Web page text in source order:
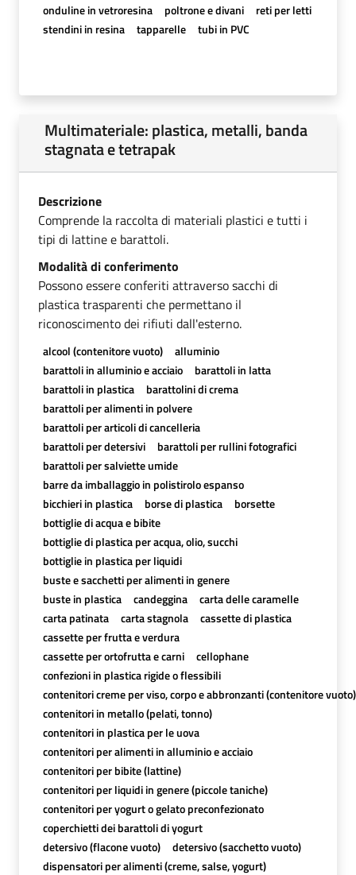
onduline in vetroresina
poltrone e divani
reti per letti
stendini in resina
tapparelle tubi in PVC
Multimateriale: plastica, metalli, banda
stagnata e tetrapak
Descrizione
Comprende la raccolta di materiali plastici e tutti i
tipi di lattine e barattoli.
Modalità di conferimento
Possono essere conferiti attraverso sacchi di
plastica trasparenti che permettano il
riconoscimento dei rifiuti dall'esterno.
alcool (contenitore vuoto)
alluminio
barattoli in alluminio e acciaio
barattoli in latta
barattoli in plastica
barattolini di crema
barattoli per alimenti in polvere
barattoli per articoli di cancelleria
barattoli per detersivi
barattoli per rullini fotografici
barattoli per salviette umide
barre da imballaggio in polistirolo espanso
bicchieri in plastica
borse di plastica
borsette
bottiglie di acqua e bibite
bottiglie di plastica per acqua, olio, succhi
bottiglie in plastica per liquidi
buste e sacchetti per alimenti in genere
buste in plastica
candeggina
carta delle caramelle
carta patinata
carta stagnola
cassette di plastica
cassette per frutta e verdura
cassette per ortofrutta e carni
cellophane
confezioni in plastica rigide o flessibili
contenitori creme per viso, corpo e abbronzanti (contenitore vuoto)
contenitori in metallo (pelati, tonno)
contenitori in plastica per le uova
contenitori per alimenti in alluminio e acciaio
contenitori per bibite (lattine)
contenitori per liquidi in genere (piccole taniche)
contenitori per yogurt o gelato preconfezionato
coperchietti dei barattoli di yogurt
detersivo (flacone vuoto)
detersivo (sacchetto vuoto)
dispensatori per alimenti (creme, salse, yogurt)